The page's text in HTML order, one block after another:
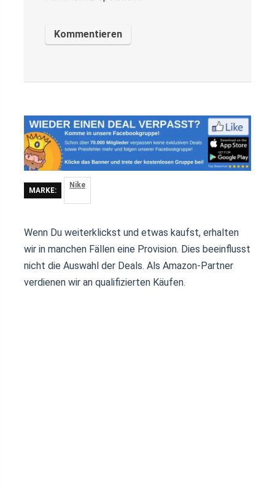
MARKE:
Nike
Wenn Du weiterklickst und etwas kaufst, erhalten
wir in manchen Fällen eine Provision. Dies beeinflusst
nicht die Auswahl der Deals. Als Amazon-Partner
verdienen wir an qualifizierten Käufen.